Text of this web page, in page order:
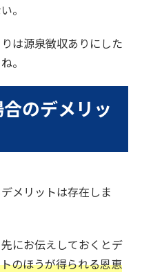
。
は源泉徴収ありにした
。
のデメリッ
メリットは存在しま
にお伝えしておくとデ
のほうが得られる恩恵